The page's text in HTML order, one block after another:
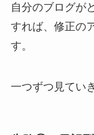
自分のブログが
すれば、修正の
す。
一つずつ見てい